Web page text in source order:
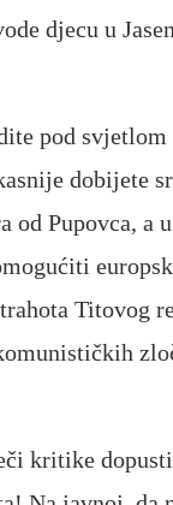
djecu u
pod
dobijete
od Pupovca, a
Titovog
kritike